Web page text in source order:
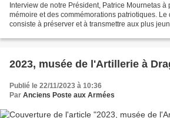
Interview de notre Président, Patrice Mournetas à
mémoire et des commémorations patriotiques. Le
consiste à préserver et à transmettre aux plus
2023, musée de l'Artillerie à
Publié le 22/11/2023 à 10:36
Par Anciens Poste aux Armées